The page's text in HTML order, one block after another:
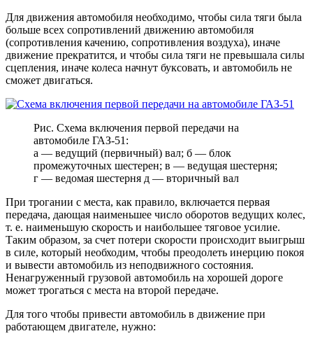
Для движения автомобиля необходимо, чтобы сила тяги была
больше всех сопротивлений движению автомобиля
(сопротивления качению, сопротивления воздуха), иначе
движение прекратится, и чтобы сила тяги не превышала силы
сцепления, иначе колеса начнут буксовать, и автомобиль не
сможет двигаться.
Рис. Схема включения первой передачи на
автомобиле ГАЗ-51:
а — ведущий (первичный) вал; б — блок
промежуточных шестерен; в — ведущая шестерня;
г — ведомая шестерня д — вторичный вал
При трогании с места, как правило, включается первая
передача, дающая наименьшее число оборотов ведущих колес,
т. е. наименьшую скорость и наибольшее тяговое усилие.
Таким образом, за счет потери скорости происходит выигрыш
в силе, который необходим, чтобы преодолеть инерцию покоя
и вывести автомобиль из неподвижного состояния.
Ненагруженный грузовой автомобиль на хорошей дороге
может трогаться с места на второй передаче.
Для того чтобы привести автомобиль в движение при
работающем двигателе, нужно: